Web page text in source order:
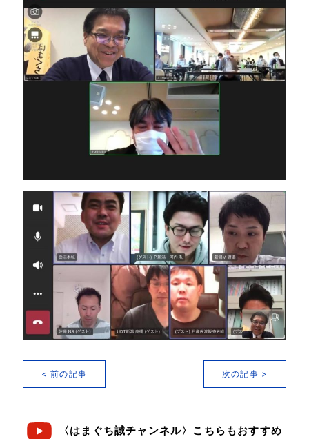
< 前の記事 次の記事 >
〈はまぐち誠チャンネル〉こちらもおすすめ